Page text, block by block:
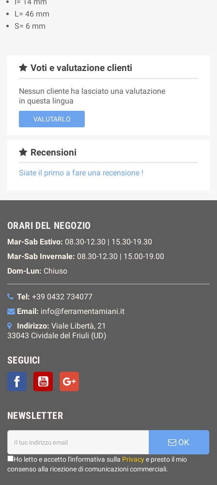
I= 14 mm
L= 46 mm
S= 6 mm
Voti e valutazione clienti
Nessun cliente ha lasciato una valutazione
in questa lingua
VALUTARLO
Recensioni
Siate il primo a fare una recensione !
ORARI DEL NEGOZIO
Mar-Sab Estivo: 08.30-12.30 | 15.30-19.30
Mar-Sab Invernale: 08.30-12.30 | 15.00-19.00
Dom-Lun: Chiuso
Tel: +39 0432 734077
Email: info@ferramentamiani.it
Indirizzo: Viale Libertà, 21
33043 Cividale del Friuli (UD)
SEGUICI
FacebookYouTube
NEWSLETTER
OK
Ho letto e accetto l'informativa sulla Privacye presto il mio
consenso alla ricezione di comunicazioni commerciali.